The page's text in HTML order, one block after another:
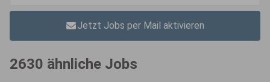
Jetzt Jobs per Mail aktivieren
2630 ähnliche Jobs